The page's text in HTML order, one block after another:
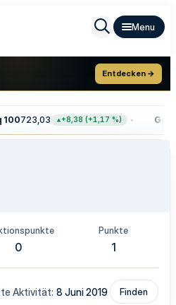
Entdecken →
723,03 +8,38 (+1,17 %) Gold
0
Punkte
1
Aktivität 8 Juni 2019 Finden